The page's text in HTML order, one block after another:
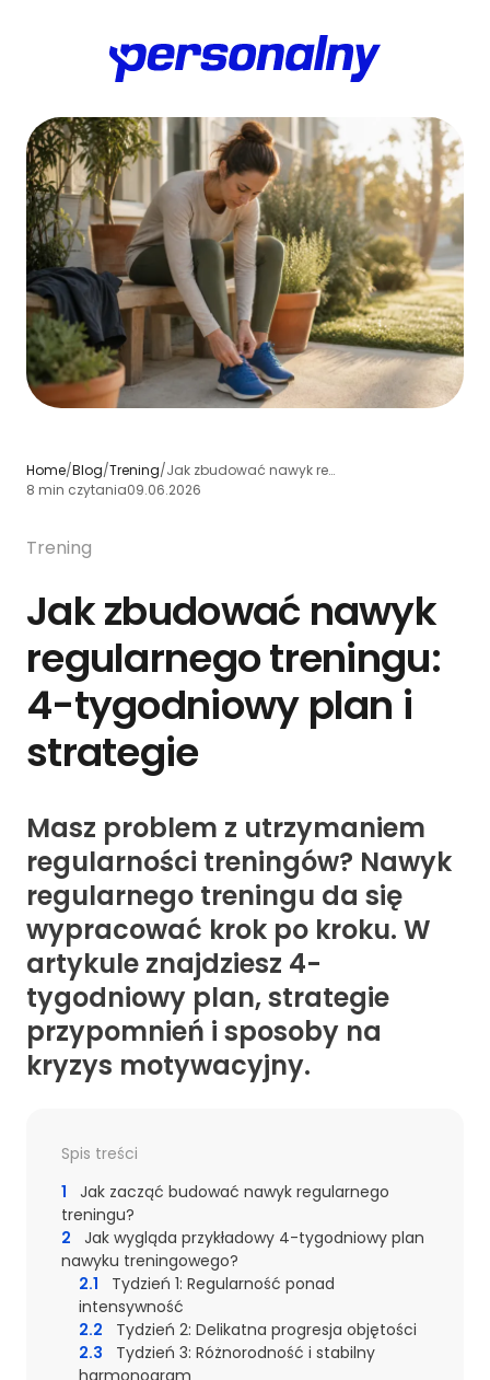
Home/Blog/Trening/
Jak zbudować nawyk regularnego treningu: 4-tygodniowy plan i strategie
8 min czytania09.06.2026
Trening
Jak zbudować nawyk
regularnego treningu:
4-tygodniowy plan i
strategie
Masz problem z utrzymaniem
regularności treningów? Nawyk
regularnego treningu da się
wypracować krok po kroku. W
artykule znajdziesz 4-
tygodniowy plan, strategie
przypomnień i sposoby na
kryzys motywacyjny.
Spis treści
1
Jak zacząć budować nawyk regularnego
treningu?
2
Jak wygląda przykładowy 4-tygodniowy plan
nawyku treningowego?
2.1
Tydzień 1: Regularność ponad
intensywność
2.2
Tydzień 2: Delikatna progresja objętości
2.3
Tydzień 3: Różnorodność i stabilny